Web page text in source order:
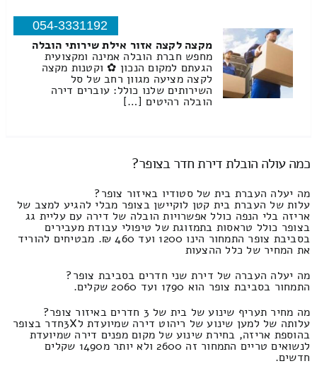
054-3331192
מקצה לקצה אזור אילת שירותי הובלה
מחפש חברת הובלה אמינה ומקצועית
הגעתם למקום הנכון ✿ וקטנות מקצה
לקצה מציעה מגוון רחב של סל
השירותים שלנו כולל: עוברים דירה
הובלה רהיטים […]
כמה עולה הובלת דירת חדר בצופר?
מה יעלה העברת בית של סטודיו באיזור צופר?
עלות של העברת בית קטן לוקיישן בצופר מבלי להגיע למצב של
אריזה בלי הנפה כולל אפשרויות הובלה של דירה עם עליית גג
בצופר כולל טראסות בתמזוגת של טיפולי עבודת מעבירים
בסביבת צופר התמחור הינו 1200 ועד 460 ₪. מבטיחים להוריד
את המחיר של כלל ההצעות
מה יעלה העברה של דירת שני חדרים בסביבת צופר?
התמחור בסביבת צופר הוא 1790 ועד 2060 שקלים.
מה מחיר תעריף שינוע של בית של 3 חדרים באיזור צופר?
עלותה של למען שינוע של ריהוט דירה שמיועדת ל3Xחדר בצופר
בהוספת אריזה, בחירת שינוע של מקום מפנים דירה שמיועדת
לנשואים טריים התמחור זה 2600 ולא יותר מ1490 שקלים
חדשים.